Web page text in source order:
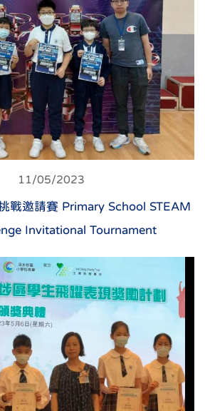
11/05/2023
戰邀請賽 Primary School STEAM
Invitational Tournament